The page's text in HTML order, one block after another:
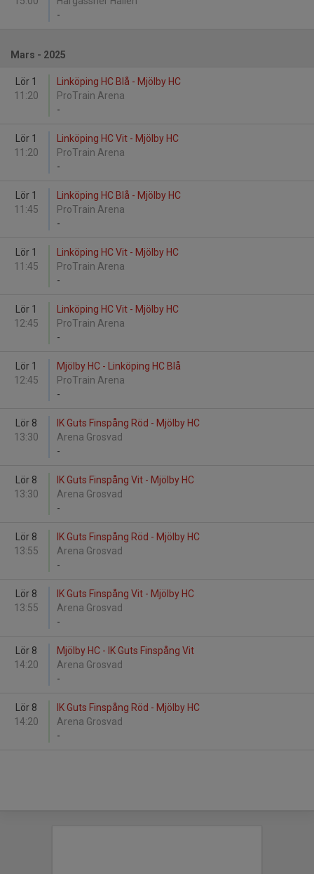
-
Mars - 2025
Lör 1
11:20
Linköping HC Blå - Mjölby HC
ProTrain Arena
-
Lör 1
11:20
Linköping HC Vit - Mjölby HC
ProTrain Arena
-
Lör 1
11:45
Linköping HC Blå - Mjölby HC
ProTrain Arena
-
Lör 1
11:45
Linköping HC Vit - Mjölby HC
ProTrain Arena
-
Lör 1
12:45
Linköping HC Vit - Mjölby HC
ProTrain Arena
-
Lör 1
12:45
Mjölby HC - Linköping HC Blå
ProTrain Arena
-
Lör 8
13:30
IK Guts Finspång Röd - Mjölby HC
Arena Grosvad
-
Lör 8
13:30
IK Guts Finspång Vit - Mjölby HC
Arena Grosvad
-
Lör 8
13:55
IK Guts Finspång Röd - Mjölby HC
Arena Grosvad
-
Lör 8
13:55
IK Guts Finspång Vit - Mjölby HC
Arena Grosvad
-
Lör 8
14:20
Mjölby HC - IK Guts Finspång Vit
Arena Grosvad
-
Lör 8
14:20
IK Guts Finspång Röd - Mjölby HC
Arena Grosvad
-